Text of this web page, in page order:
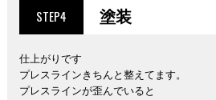
STEP4 塗装
仕上がりです
プレスラインきちんと整えてます。
プレスラインが歪んでいると